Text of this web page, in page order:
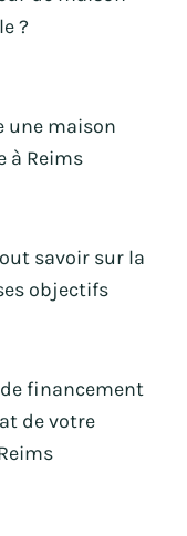
?
une maison
à Reims
savoir sur la
objectifs
financement
de votre